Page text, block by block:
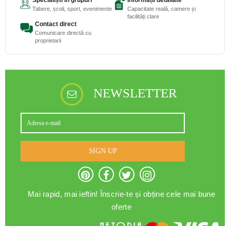
Tabere, școli, sport, evenimente
Capacitate reală, camere și
facilități clare
Contact direct
Comunicare directă cu
proprietarii
NEWSLETTER
SIGN UP
Mai rapid, mai ieftin! Înscrie-te și obține cele mai bune
oferte